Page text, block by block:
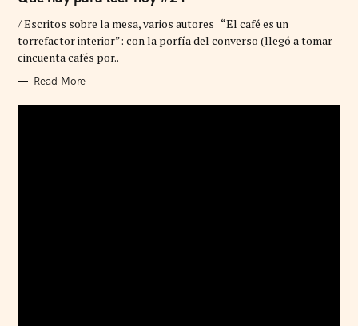
E
O
R
I
E
/ Escritos sobre la mesa, varios autores “El café es un
torrefactor interior”: con la porfía del converso (llegó a tomar
cincuenta cafés por..
Read More